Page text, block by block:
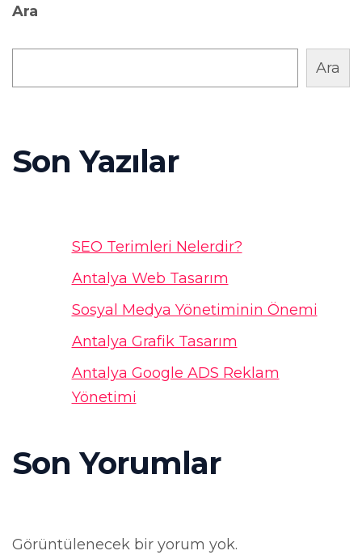
Ara
Ara
Son Yazılar
SEO Terimleri Nelerdir?
Antalya Web Tasarım
Sosyal Medya Yönetiminin Önemi
Antalya Grafik Tasarım
Antalya Google ADS Reklam
Yönetimi
Son Yorumlar
Görüntülenecek bir yorum yok.